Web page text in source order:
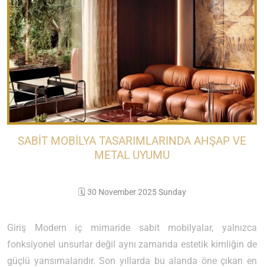
SABIT MOBILYA TASARIMLARINDA AHŞAP VE
METAL UYUMU
🗓️ 30 November 2025 Sunday
Giriş Modern iç mimaride sabit mobilyalar, yalnızca
fonksiyonel unsurlar değil aynı zamanda estetik kimliğin de
güçlü yansımalarıdır. Son yıllarda bu alanda öne çıkan en